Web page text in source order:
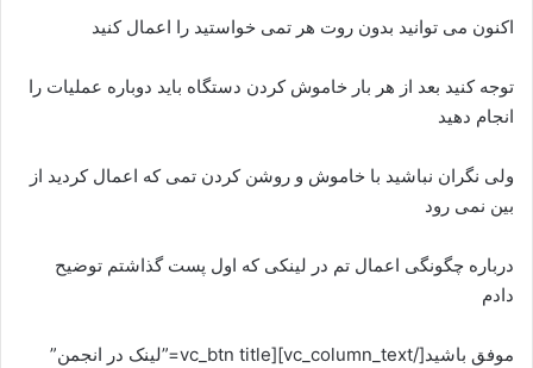
اکنون می توانید بدون روت هر تمی خواستید را اعمال کنید
توجه کنید بعد از هر بار خاموش کردن دستگاه باید دوباره عملیات را
انجام دهید
ولی نگران نباشید با خاموش و روشن کردن تمی که اعمال کردید از
بین نمی رود
درباره چگونگی اعمال تم در لینکی که اول پست گذاشتم توضیح
دادم
موفق باشید[/vc_column_text][vc_btn title=”لینک در انجمن”